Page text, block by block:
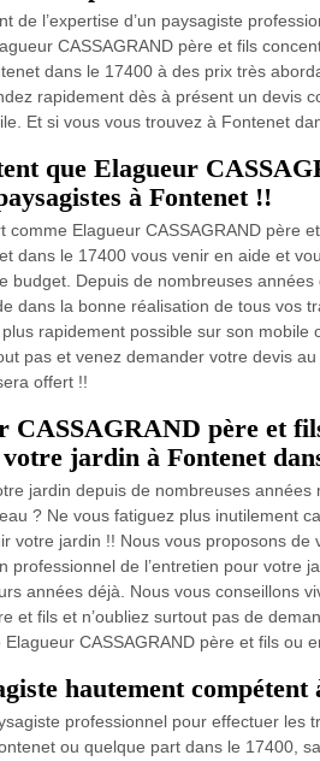
de l’expertise d’un paysagiste
CASSAGRAND père et fils
dans le 17400 à des prix très
rapidement dès à présent un devis
Et si vous vous trouvez à Fontenet
que Elagueur
à Fontenet !!
comme Elagueur CASSAGRAND père
dans le 17400 vous venir en aide et
budget. Depuis de nombreuses
dans la bonne réalisation de tous vos
rapidement possible sur son mobile
pas et venez demander votre devis
offert !!
CASSAGRAND père et
jardin à Fontenet
jardin depuis de nombreuses années
? Ne vous fatiguez plus inutilement
votre jardin !! Nous vous proposons de
professionnel de l’entretien pour votre
années déjà. Nous vous conseillons
et fils et n’oubliez surtout pas de
CASSAGRAND père et fils ou
hautement compétent
professionnel pour effectuer les
ou quelque part dans le 17400,